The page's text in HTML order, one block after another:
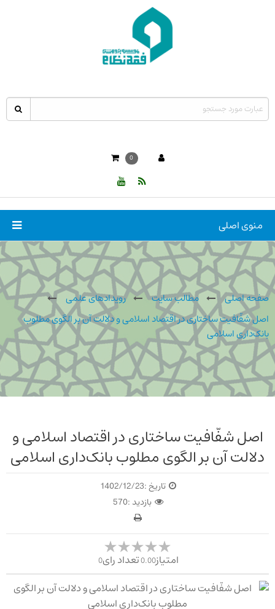
0
منوی اصلی
صفحه اصلی مطالب سایت
رویدادهای علمی
اصل شفّافیت ساختاری در اقتصاد اسلامی و دلالت آن بر الگوی مطلوب
بانک‌داری اسلامی
اصل شفّافیت ساختاری در اقتصاد اسلامی و
دلالت آن بر الگوی مطلوب بانک‌داری اسلامی
تاریخ :1402/12/23
بازدید :570
امتیاز0.00تعداد رای0